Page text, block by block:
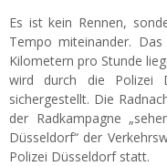
Es ist kein Rennen,
Tempo miteinander.
Kilometern pro Stunde
wird durch die Polizei
sichergestellt. Die
der Radkampagne
Düsseldorf“ der
Polizei Düsseldorf statt.